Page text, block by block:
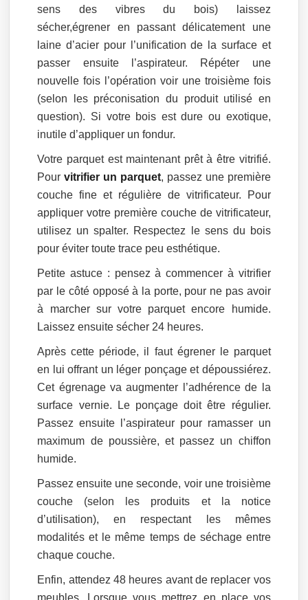
sens des vibres du bois) laissez
sécher,égrener en passant délicatement une
laine d’acier pour l’unification de la surface et
passer ensuite l’aspirateur. Répéter une
nouvelle fois l’opération voir une troisième fois
(selon les préconisation du produit utilisé en
question). Si votre bois est dure ou exotique,
inutile d’appliquer un fondur.
Votre parquet est maintenant prêt à être vitrifié.
Pourvitrifier un parquet, passez une première
couche fine et régulière de vitrificateur. Pour
appliquer votre première couche de vitrificateur,
utilisez un spalter. Respectez le sens du bois
pour éviter toute trace peu esthétique.
Petite astuce : pensez à commencer à vitrifier
par le côté opposé à la porte, pour ne pas avoir
à marcher sur votre parquet encore humide.
Laissez ensuite sécher 24 heures.
Après cette période, il faut égrener le parquet
en lui offrant un léger ponçage et dépoussiérez.
Cet égrenage va augmenter l’adhérence de la
surface vernie. Le ponçage doit être régulier.
Passez ensuite l’aspirateur pour ramasser un
maximum de poussière, et passez un chiffon
humide.
Passez ensuite une seconde, voir une troisième
couche (selon les produits et la notice
d’utilisation), en respectant les mêmes
modalités et le même temps de séchage entre
chaque couche.
Enfin, attendez 48 heures avant de replacer vos
meubles. Lorsque vous mettrez en place vos